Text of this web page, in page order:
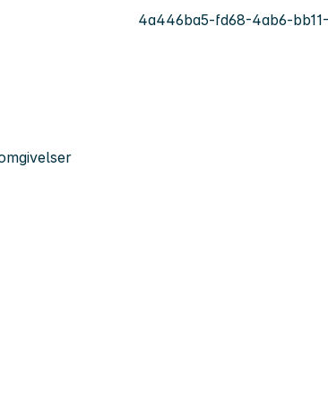
4a446ba5-fd68-4ab6-